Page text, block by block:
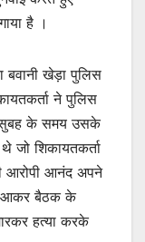
है ।
बवानी खेड़ा पुलिस
ने पुलिस
सुबह के समय उसके
जो शिकायतकर्ता
आरोपी आनंद अपने
आकर बैठक के
हत्या करके